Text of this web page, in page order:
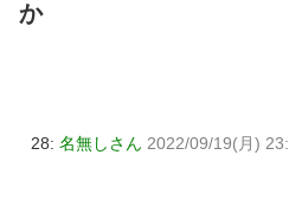
か
28: 名無しさん 2022/09/19(月)